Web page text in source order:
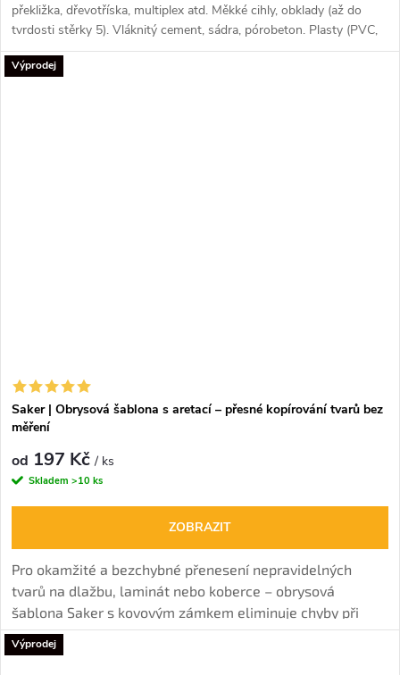
překližka, dřevotříska, multiplex atd. Měkké cihly, obklady (až do
tvrdosti stěrky 5). Vláknitý cement, sádra, pórobeton. Plasty (PVC,
Nylon, Trespa, Polyester).
Výprodej
Saker | Obrysová šablona s aretací – přesné kopírování tvarů bez
měření
od 197 Kč/ ks
Skladem >10 ks
ZOBRAZIT
Pro okamžité a bezchybné přenesení nepravidelných
tvarů na dlažbu, laminát nebo koberce – obrysová
šablona Saker s kovovým zámkem eliminuje chyby při
řezání kolem trubek a rohů.
Výprodej